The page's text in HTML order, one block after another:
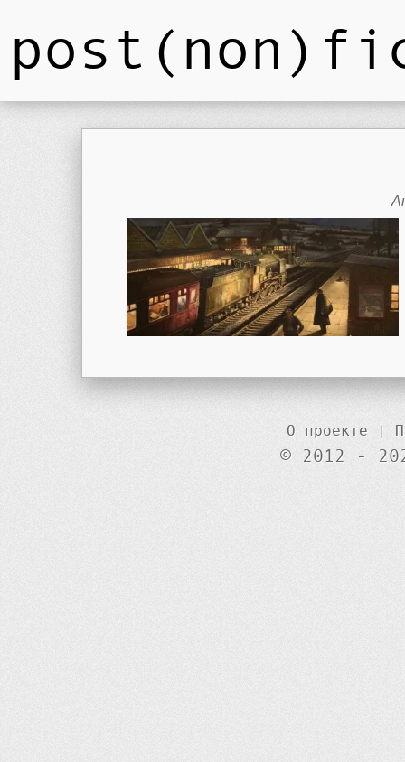
О проекте |
© 2012 -